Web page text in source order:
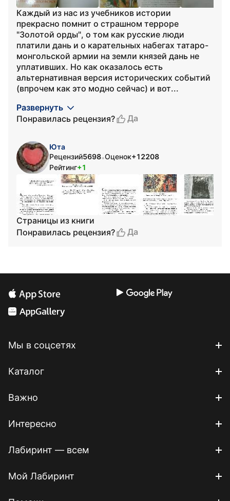
Каждый из нас из учебников истории
прекрасно помнит о страшном терроре
"Золотой орды", о том как русские люди
платили дань и о карательных набегах татаро-
монгольской армии на земли князей дань не
уплативших. Но как оказалось есть
альтернативная версия исторических событий
(впрочем как это модно сейчас) и вот...
Развернуть
Понравилась рецензия?
Да
Юта
Рецензий5698•Оценок+12208
Рейтинг+1
Страницы из книги
Понравилась рецензия?
Да
Мы в соцсетях
Каталог
Важно
Интересно
Лабиринт — всем
Мой Лабиринт